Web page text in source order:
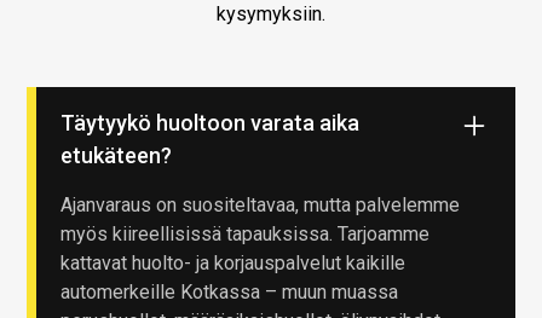
kysymyksiin.
Täytyykö huoltoon varata aika
etukäteen?
Ajanvaraus on suositeltavaa, mutta palvelemme
myös kiireellisissä tapauksissa. Tarjoamme
kattavat huolto- ja korjauspalvelut kaikille
automerkeille Kotkassa – muun muassa